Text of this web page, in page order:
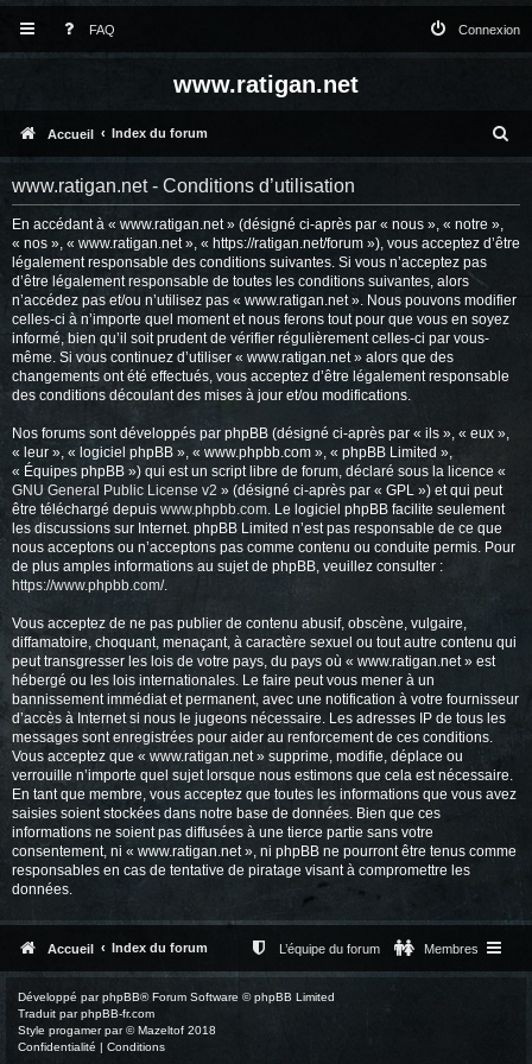
FAQ Connexion
www.ratigan.net
Accueil Index du forum
www.ratigan.net - Conditions d’utilisation
En accédant à « www.ratigan.net » (désigné ci-après par « nous », « notre »,
« nos », « www.ratigan.net », « https://ratigan.net/forum »), vous acceptez d’être
légalement responsable des conditions suivantes. Si vous n’acceptez pas
d’être légalement responsable de toutes les conditions suivantes, alors
n’accédez pas et/ou n’utilisez pas « www.ratigan.net ». Nous pouvons modifier
celles-ci à n’importe quel moment et nous ferons tout pour que vous en soyez
informé, bien qu’il soit prudent de vérifier régulièrement celles-ci par vous-
même. Si vous continuez d’utiliser « www.ratigan.net » alors que des
changements ont été effectués, vous acceptez d’être légalement responsable
des conditions découlant des mises à jour et/ou modifications.
Nos forums sont développés par phpBB (désigné ci-après par « ils », « eux »,
« leur », « logiciel phpBB », « www.phpbb.com », « phpBB Limited »,
« Équipes phpBB ») qui est un script libre de forum, déclaré sous la licence «
GNU General Public License v2 » (désigné ci-après par « GPL ») et qui peut
être téléchargé depuis www.phpbb.com. Le logiciel phpBB facilite seulement
les discussions sur Internet. phpBB Limited n’est pas responsable de ce que
nous acceptons ou n’acceptons pas comme contenu ou conduite permis. Pour
de plus amples informations au sujet de phpBB, veuillez consulter :
https://www.phpbb.com/.
Vous acceptez de ne pas publier de contenu abusif, obscène, vulgaire,
diffamatoire, choquant, menaçant, à caractère sexuel ou tout autre contenu qui
peut transgresser les lois de votre pays, du pays où « www.ratigan.net » est
hébergé ou les lois internationales. Le faire peut vous mener à un
bannissement immédiat et permanent, avec une notification à votre fournisseur
d’accès à Internet si nous le jugeons nécessaire. Les adresses IP de tous les
messages sont enregistrées pour aider au renforcement de ces conditions.
Vous acceptez que « www.ratigan.net » supprime, modifie, déplace ou
verrouille n’importe quel sujet lorsque nous estimons que cela est nécessaire.
En tant que membre, vous acceptez que toutes les informations que vous avez
saisies soient stockées dans notre base de données. Bien que ces
informations ne soient pas diffusées à une tierce partie sans votre
consentement, ni « www.ratigan.net », ni phpBB ne pourront être tenus comme
responsables en cas de tentative de piratage visant à compromettre les
données.
Accueil Index du forum Membres
L’équipe du forum
Développé parphpBB® Forum Software © phpBB Limited
Traduit parphpBB-fr.com
Style progamerpar ©Mazeltof 2018
Confidentialité | Conditions